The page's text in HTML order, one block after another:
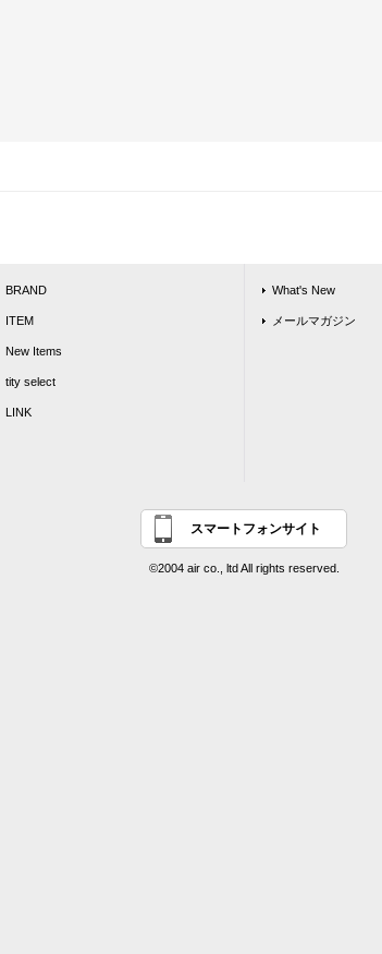
BRAND
ITEM
New Items
tity select
LINK
What's New
メールマガジン
スマートフォンサイト
©2004 air co., ltd All rights reserved.